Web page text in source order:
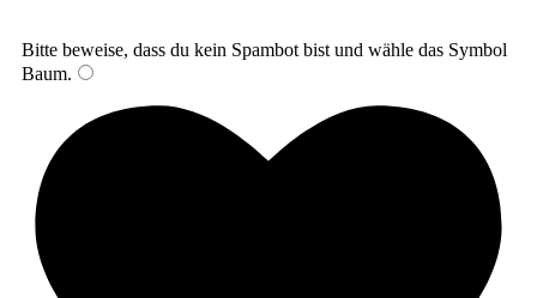
Bitte beweise, dass du kein Spambot bist und wähle das Symbol
Baum.